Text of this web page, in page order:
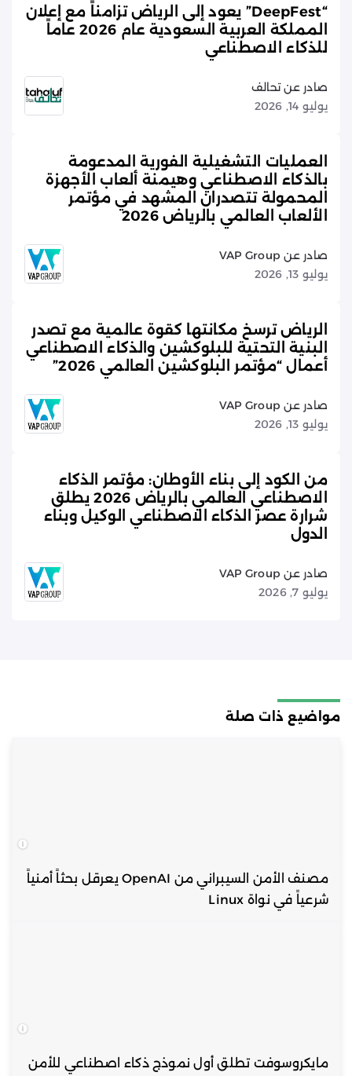
“DeepFest” يعود إلى الرياض تزامناً مع إعلان
المملكة العربية السعودية عام 2026 عاماً
للذكاء الاصطناعي
صادر عن تحالف
يوليو 14, 2026
العمليات التشغيلية الفورية المدعومة
بالذكاء الاصطناعي وهيمنة ألعاب الأجهزة
المحمولة تتصدران المشهد في مؤتمر
الألعاب العالمي بالرياض 2026
صادر عن VAP Group
يوليو 13, 2026
الرياض ترسخ مكانتها كقوة عالمية مع تصدر
البنية التحتية للبلوكشين والذكاء الاصطناعي
أعمال “مؤتمر البلوكشين العالمي 2026”
صادر عن VAP Group
يوليو 13, 2026
من الكود إلى بناء الأوطان: مؤتمر الذكاء
الاصطناعي العالمي بالرياض 2026 يطلق
شرارة عصر الذكاء الاصطناعي الوكيل وبناء
الدول
صادر عن VAP Group
يوليو 7, 2026
مواضيع ذات صلة
مصنف الأمن السيبراني من OpenAI يعرقل بحثاً أمنياً
شرعياً في نواة Linux
مايكروسوفت تطلق أول نموذج ذكاء اصطناعي للأمن